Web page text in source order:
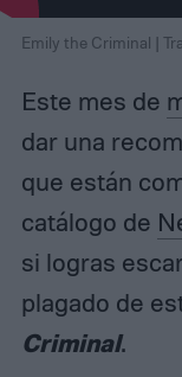
Emily the Criminal |
Este mes de
dar una
que están
catálogo de
si logras
plagado de
Criminal.